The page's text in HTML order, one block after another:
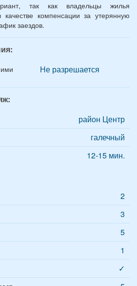
так как владельцы жилья
компенсации за утерянную
заездов.
Не разрешается
район Центр
галечный
12-15 мин.
2
3
5
1
✓